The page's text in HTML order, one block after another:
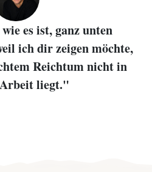
es ist, ganz unten
ich dir zeigen möchte,
Reichtum nicht in
liegt."